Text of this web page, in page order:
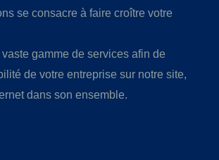
se consacre à faire croître votre
gamme de services afin de
de votre entreprise sur notre site,
dans son ensemble.